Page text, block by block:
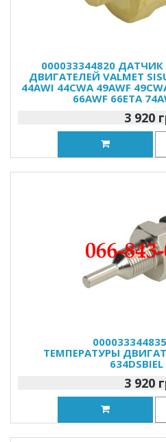
000033344820
ДВИГАТЕЛЕЙ VALMET
44AWI 44CWA 49AWF
66AWF 66ETA
3 920
ТЕМПЕРАТУРЫ
3 920